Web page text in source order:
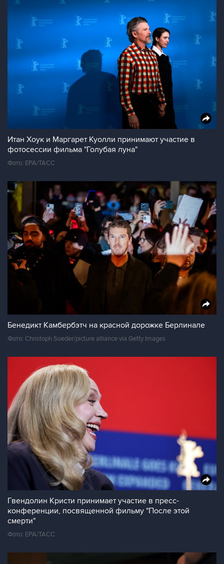
Итан Хоук и Маргарет Куолли принимают участие в
фотосессии фильма "Голубая луна"
Фото: ЕРА/ТАСС
Бенедикт Камбербэтч на красной дорожке Берлинале
Фото: Christoph Soeder/picture alliance via Getty Images
Гвендолин Кристи принимает участие в пресс-
конференции, посвященной фильму "После этой
смерти"
Фото: ЕРА/ТАСС